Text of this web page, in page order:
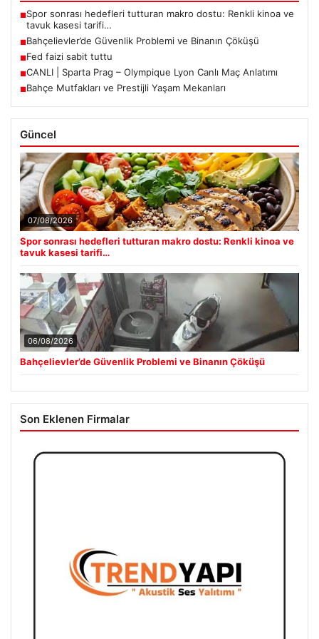
Spor sonrası hedefleri tutturan makro dostu: Renkli kinoa ve
tavuk kasesi tarifi…
Bahçelievler’de Güvenlik Problemi ve Binanın Çöküşü
Fed faizi sabit tuttu
CANLI | Sparta Prag – Olympique Lyon Canlı Maç Anlatımı
Güncel
07/08/2026
Spor sonrası hedefleri tutturan makro dostu: Renkli kinoa ve
06/08/2026
Son Eklenen Firmalar